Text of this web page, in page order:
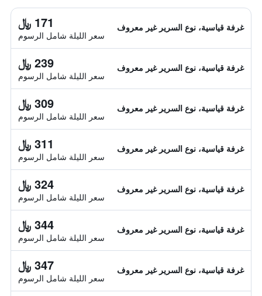
غرفة قياسية، نوع السرير غير معروف 171 ﷼
سعر الليلة شامل الرسوم
غرفة قياسية، نوع السرير غير معروف 239 ﷼
سعر الليلة شامل الرسوم
غرفة قياسية، نوع السرير غير معروف 309 ﷼
سعر الليلة شامل الرسوم
غرفة قياسية، نوع السرير غير معروف 311 ﷼
سعر الليلة شامل الرسوم
غرفة قياسية، نوع السرير غير معروف 324 ﷼
سعر الليلة شامل الرسوم
غرفة قياسية، نوع السرير غير معروف 344 ﷼
سعر الليلة شامل الرسوم
غرفة قياسية، نوع السرير غير معروف 347 ﷼
سعر الليلة شامل الرسوم